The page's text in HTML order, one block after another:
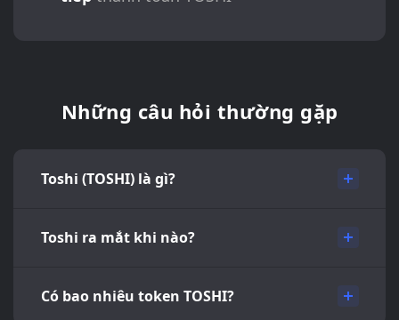
Những câu hỏi thường gặp
Toshi (TOSHI) là gì?
Toshi ra mắt khi nào?
Có bao nhiêu token TOSHI?